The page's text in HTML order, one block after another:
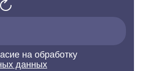
на обработку
данных